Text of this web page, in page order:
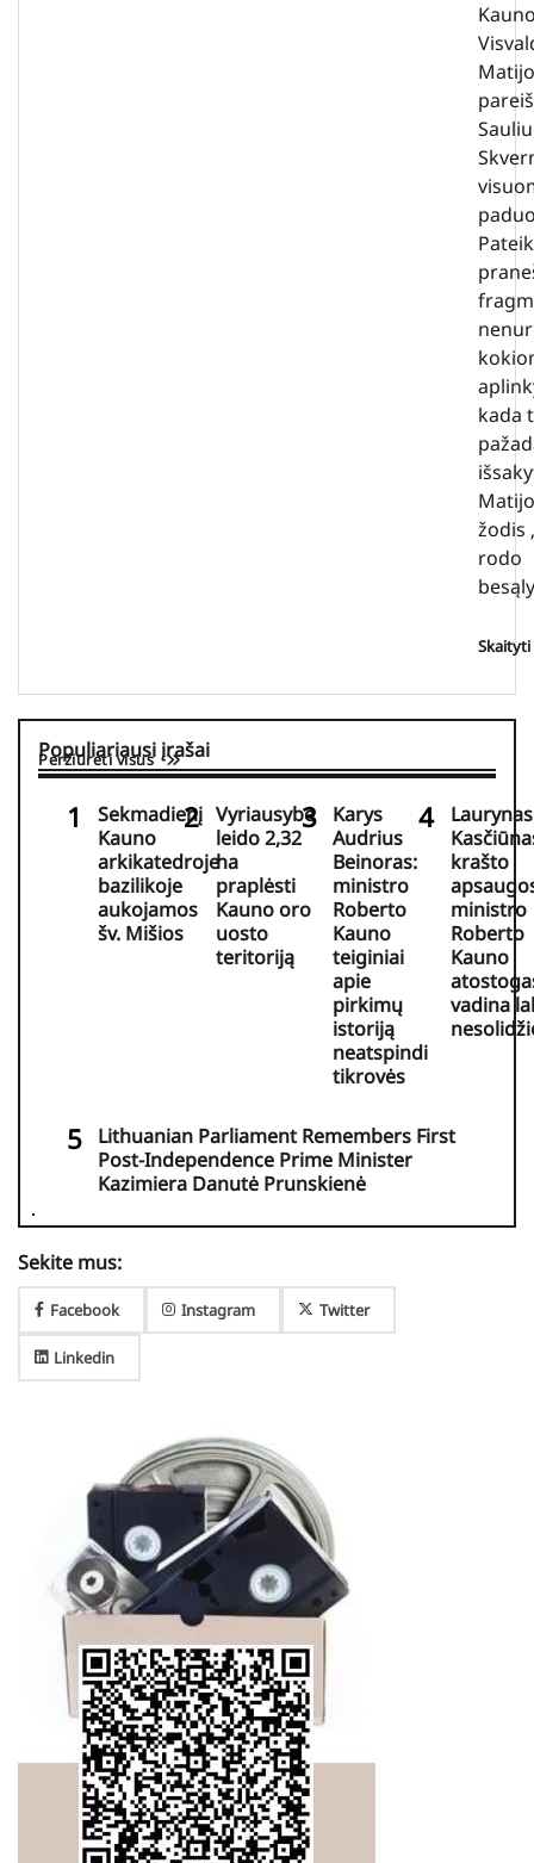
kada
žodis
rodo
Skaityti
Populiariausi įrašai
Peržiūrėti visus
Sekmadienį
Kauno
arkikatedroje
bazilikoje
aukojamos
šv. Mišios
Vyriausybė
leido 2,32
ha
praplėsti
Kauno oro
uosto
teritoriją
Karys
Audrius
Beinoras:
ministro
Roberto
Kauno
teiginiai
apie
pirkimų
istoriją
neatspindi
tikrovės
Laurynas
krašto
ministro
Roberto
Kauno
vadina
Lithuanian Parliament Remembers First
Post-Independence Prime Minister
Kazimiera Danutė Prunskienė
Sekite mus:
Facebook Instagram Twitter
Linkedin